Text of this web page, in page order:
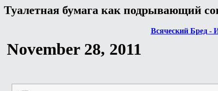
Туалетная бумага как подрывающий
Всяческий Бред -
November 28, 2011